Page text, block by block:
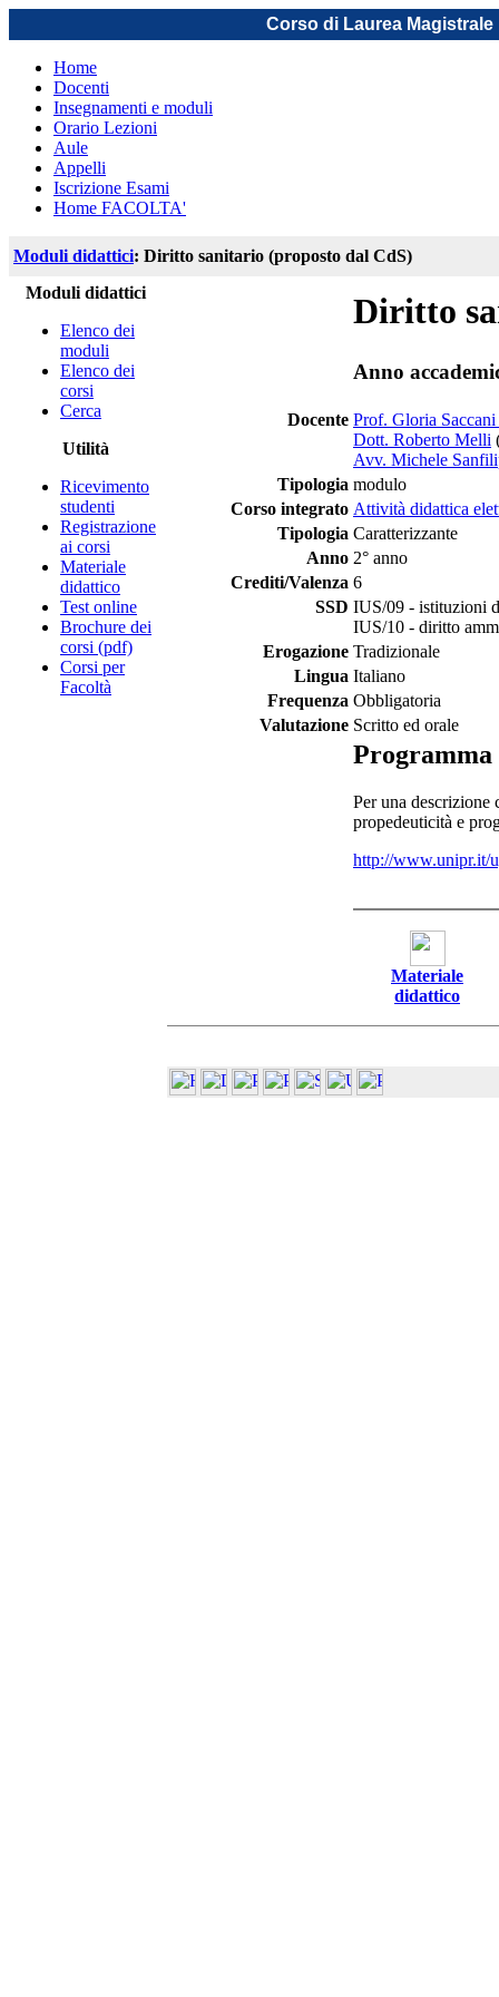
Corso di Laurea
Home
Docenti
Insegnamenti e moduli
Orario Lezioni
Aule
Appelli
Iscrizione Esami
Home FACOLTA'
Moduli didattici: Diritto sanitario (proposto dal CdS)
Moduli didattici
Elenco dei
moduli
Elenco dei
corsi
Cerca
Utilità
Ricevimento
studenti
Registrazione
ai corsi
Materiale
didattico
Test online
Brochure dei
corsi (pdf)
Corsi per
Facoltà
Diritto
Anno
Docente Prof. Gloria Saccani
Dott. Roberto Melli
Avv. Michele
Tipologia modulo
Corso integrato Attività didattica
Tipologia Caratterizzante
Anno 2° anno
Crediti/Valenza 6
SSD IUS/09 - istituzioni
IUS/10 - diritto
Erogazione Tradizionale
Lingua Italiano
Frequenza Obbligatoria
Valutazione Scritto ed orale
Programma
Per una
propedeuticità e
http://www.unipr.it/
Materiale
didattico